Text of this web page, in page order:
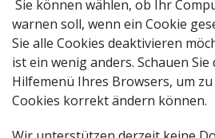
Sie können wählen, ob Ihr
warnen soll, wenn ein Cookie
Sie alle Cookies deaktivieren
ist ein wenig anders. Schauen Sie
Hilfemenü Ihres Browsers, um
Cookies korrekt ändern können.